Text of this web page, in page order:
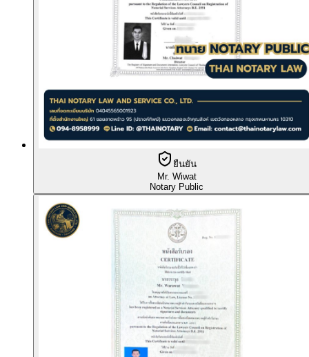
ยืนยัน
Mr. Wiwat
Notary Public